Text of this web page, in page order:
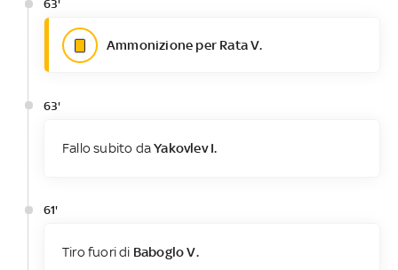
63'
Ammonizione per Rata V.
63'
Fallo subito daYakovlev I.
61'
Tiro fuori di Baboglo V.